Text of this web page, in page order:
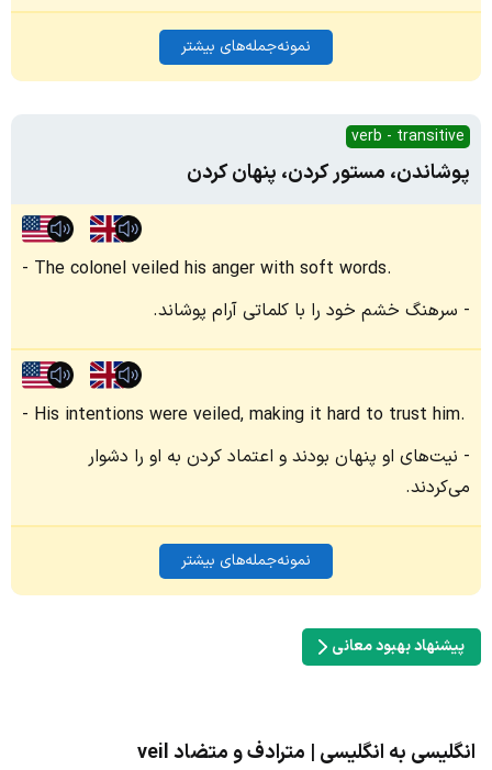
نمونه‌جمله‌های بیشتر
verb - transitive
پوشاندن، مستور کردن، پنهان کردن
The colonel veiled his anger with soft words.
سرهنگ خشم خود را با کلماتی آرام پوشاند.
His intentions were veiled, making it hard to trust him.
نیت‌های او پنهان بودند و اعتماد کردن به او را دشوار
می‌کردند.
نمونه‌جمله‌های بیشتر
پیشنهاد بهبود معانی
انگلیسی به انگلیسی | مترادف و متضاد veil